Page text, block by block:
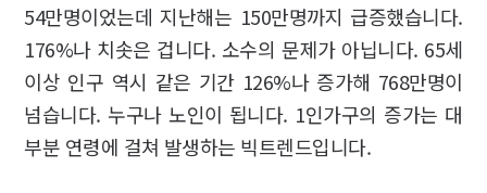
54만명이었는데 지난해는 150만명까지 급증했습니다.
176%나 치솟은 겁니다. 소수의 문제가 아닙니다. 65세
이상 인구 역시 같은 기간 126%나 증가해 768만명이
넘습니다. 누구나 노인이 됩니다. 1인가구의 증가는 대
부분 연령에 걸쳐 발생하는 빅트렌드입니다.